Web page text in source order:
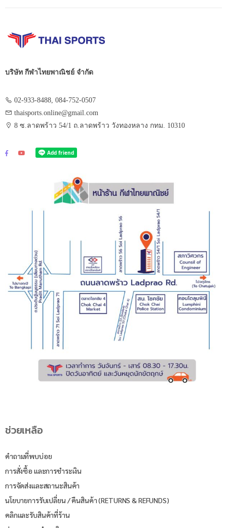
บริษัท กีฬาไทยพาณิชย์ จำกัด
02-933-8488, 084-752-0507
thaisports.online@gmail.com
8 ซ.ลาดพร้าว 54/1 ถ.ลาดพร้าว วังทองหลาง กทม. 10310
ช่วยเหลือ
คำถามที่พบบ่อย
การสั่งซื้อ และการชำระเงิน
การจัดส่งและสถานะสินค้า
นโยบายการรับเปลี่ยน / คืนสินค้า (RETURNS & REFUNDS)
คลิกและรับสินค้าที่ร้าน